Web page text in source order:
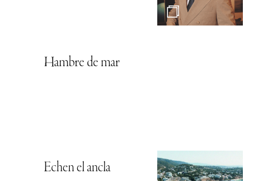
Hambre de mar
Echen el ancla